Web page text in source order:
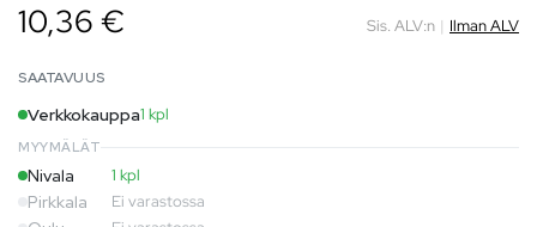
10,36 € Sis. ALV:n | Ilman ALV
SAATAVUUS
Verkkokauppa1 kpl
MYYMÄLÄT
Nivala 1 kpl
Pirkkala Ei varastossa